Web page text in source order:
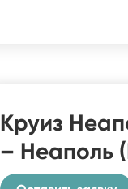
Круиз
– Неаполь